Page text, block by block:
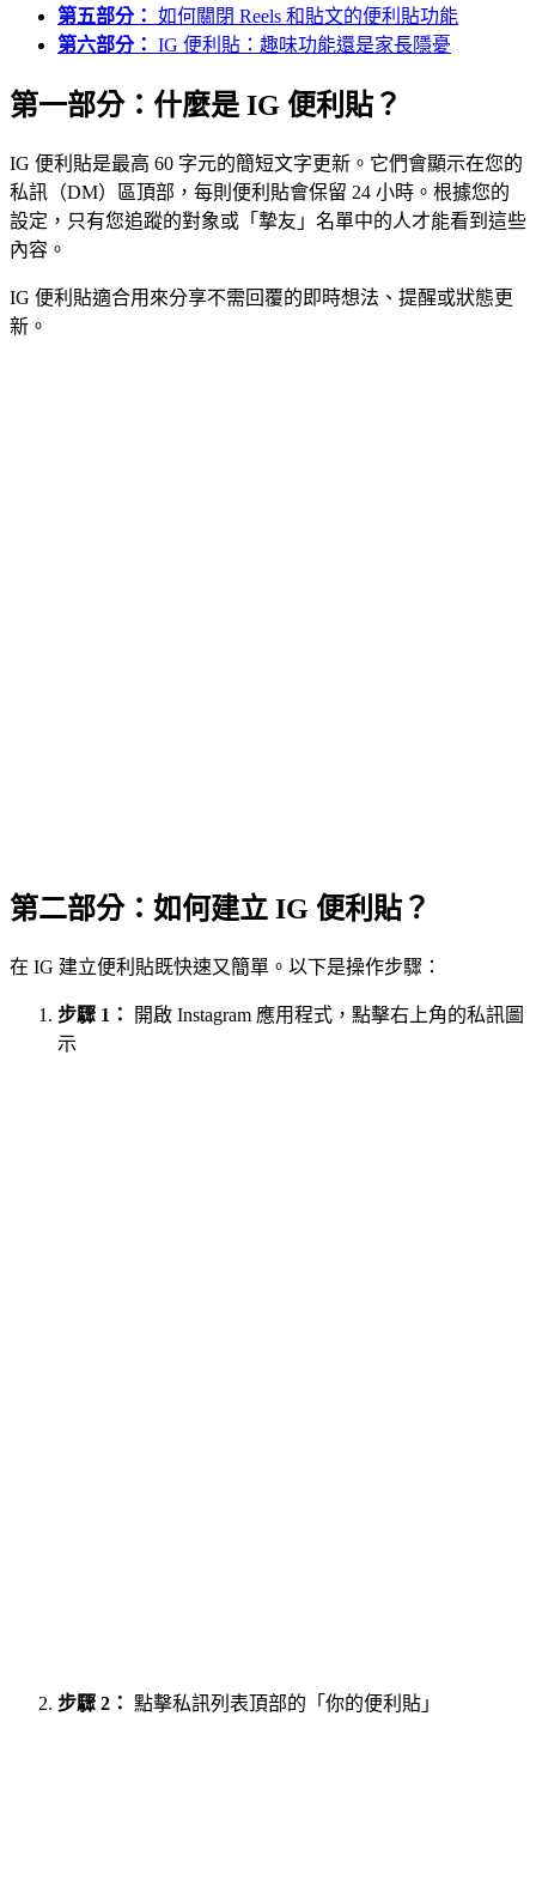
第五部分： 如何關閉 Reels 和貼文的便利貼功能
第六部分： IG 便利貼：趣味功能還是家長隱憂
第一部分：什麼是 IG 便利貼？
IG 便利貼是最高 60 字元的簡短文字更新。它們會顯示在您的
私訊（DM）區頂部，每則便利貼會保留 24 小時。根據您的
設定，只有您追蹤的對象或「摯友」名單中的人才能看到這些
內容。
IG 便利貼適合用來分享不需回覆的即時想法、提醒或狀態更
新。
第二部分：如何建立 IG 便利貼？
在 IG 建立便利貼既快速又簡單。以下是操作步驟：
步驟 1：
開啟 Instagram 應用程式，點擊右上角的私訊圖
示
步驟 2： 點擊私訊列表頂部的「你的便利貼」